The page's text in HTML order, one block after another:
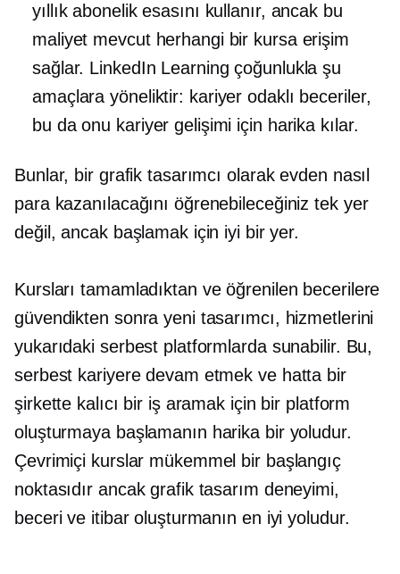
yıllık abonelik esasını kullanır, ancak bu
maliyet mevcut herhangi bir kursa erişim
sağlar. LinkedIn Learning çoğunlukla şu
amaçlara yöneliktir: kariyer odaklı beceriler,
bu da onu kariyer gelişimi için harika kılar.
Bunlar, bir grafik tasarımcı olarak evden nasıl
para kazanılacağını öğrenebileceğiniz tek yer
değil, ancak başlamak için iyi bir yer.
Kursları tamamladıktan ve öğrenilen becerilere
güvendikten sonra yeni tasarımcı, hizmetlerini
yukarıdaki serbest platformlarda sunabilir. Bu,
serbest kariyere devam etmek ve hatta bir
şirkette kalıcı bir iş aramak için bir platform
oluşturmaya başlamanın harika bir yoludur.
Çevrimiçi kurslar mükemmel bir başlangıç ​​
noktasıdır ancak grafik tasarım deneyimi,
beceri ve itibar oluşturmanın en iyi yoludur.